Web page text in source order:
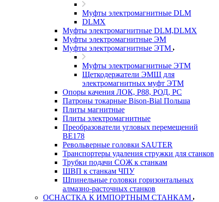
Муфты электромагнитные DLM
DLMX
Муфты электромагнитные DLM,DLMX
Муфты электромагнитные ЭМ
Муфты электромагнитные ЭТМ
Муфты электромагнитные ЭТМ
Щеткодержатели ЭМЩ для
электромагнитных муфт ЭТМ
Опоры качения ЛОК, Р88, РОД, РС
Патроны токарные Bison-Bial Польша
Плиты магнитные
Плиты электромагнитные
Преобразователи угловых перемещений
ВЕ178
Револьверные головки SAUTER
Транспортеры удаления стружки для станков
Трубки подачи СОЖ к станкам
ШВП к станкам ЧПУ
Шпинельные головки горизонтальных
алмазно-расточных станков
ОСНАСТКА К ИМПОРТНЫМ СТАНКАМ